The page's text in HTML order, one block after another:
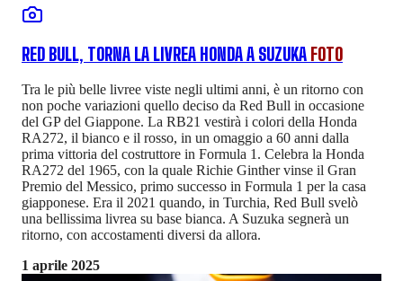
RED BULL, TORNA LA LIVREA HONDA A SUZUKA FOTO
Tra le più belle livree viste negli ultimi anni, è un ritorno con
non poche variazioni quello deciso da Red Bull in occasione
del GP del Giappone. La RB21 vestirà i colori della Honda
RA272, il bianco e il rosso, in un omaggio a 60 anni dalla
prima vittoria del costruttore in Formula 1. Celebra la Honda
RA272 del 1965, con la quale Richie Ginther vinse il Gran
Premio del Messico, primo successo in Formula 1 per la casa
giapponese. Era il 2021 quando, in Turchia, Red Bull svelò
una bellissima livrea su base bianca. A Suzuka segnerà un
ritorno, con accostamenti diversi da allora.
1 aprile 2025